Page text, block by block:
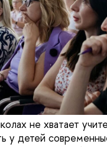
не хватает
у детей